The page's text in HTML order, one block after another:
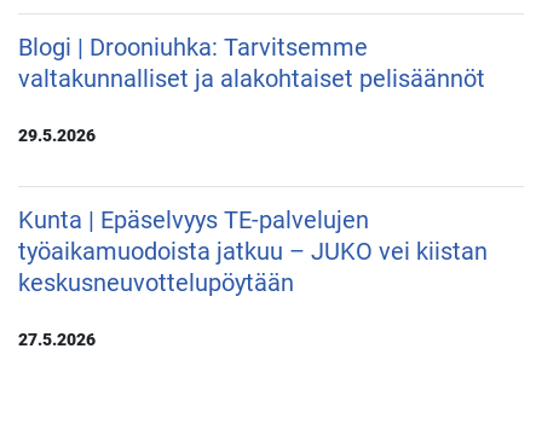
Blogi | Drooniuhka: Tarvitsemme
valtakunnalliset ja alakohtaiset pelisäännöt
29.5.2026
Kunta | Epäselvyys TE-palvelujen
työaikamuodoista jatkuu – JUKO vei kiistan
keskusneuvottelupöytään
27.5.2026